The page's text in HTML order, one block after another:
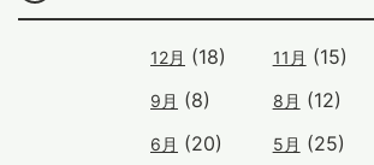
12月 (18) 11月 (15)
9月 (8) 8月 (12)
6月 (20) 5月 (25)